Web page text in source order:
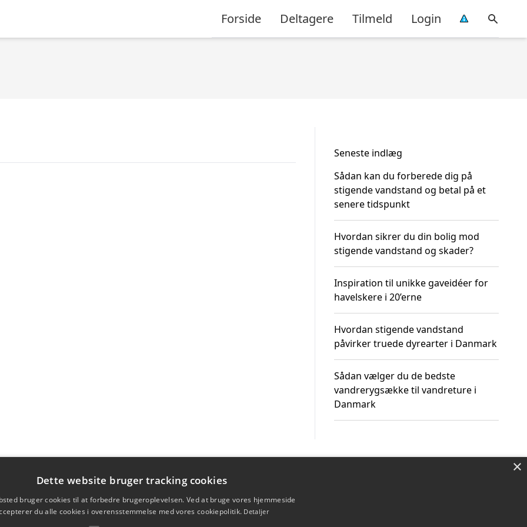
Forside Deltagere Tilmeld Login
Seneste indlæg
Sådan kan du forberede dig på
stigende vandstand og betal på et
senere tidspunkt
Hvordan sikrer du din bolig mod
stigende vandstand og skader?
Inspiration til unikke gaveidéer for
havelskere i 20’erne
Hvordan stigende vandstand
påvirker truede dyrearter i Danmark
Sådan vælger du de bedste
vandrerygsække til vandreture i
Danmark
×
Dette website bruger tracking cookies
bruger cookies til at forbedre brugeroplevelsen. Ved at bruge vores hjemmeside
du alle cookies i overensstemmelse med vores cookiepolitik. Detaljer